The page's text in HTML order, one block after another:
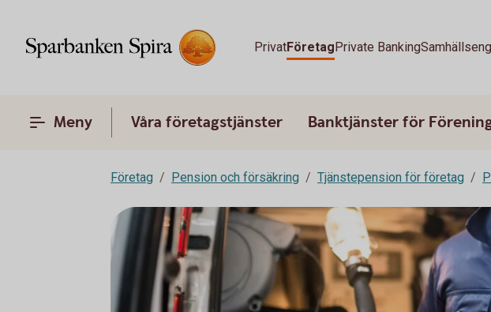
PrivatFöretagPrivate Banking
Meny Våra företagstjänster Banktjänster för
Företag Pension och försäkring Tjänstepension för företag